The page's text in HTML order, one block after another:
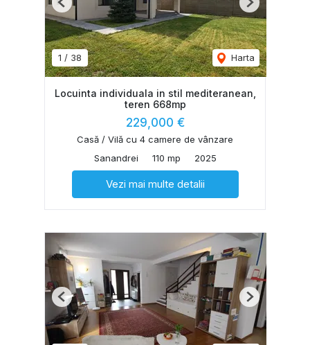
1 / 38 Harta
Previous Next
Locuinta individuala in stil mediteranean,
teren 668mp
229,000 €
Casă / Vilă cu 4 camere de vânzare
Sanandrei
110 mp 2025
Vezi mai multe detalii
Previous Next